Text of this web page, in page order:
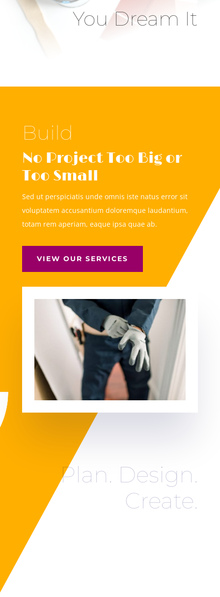
You Dream It
Build
No Project Too Big or
Too Small
Sed ut perspiciatis unde omnis iste natus error sit
voluptatem accusantium doloremque laudantium,
totam rem aperiam, eaque ipsa quae ab.
VIEW OUR SERVICES
Plan. Design.
Create.